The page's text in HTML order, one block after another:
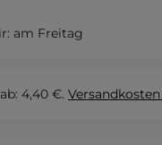
am Freitag
4,40 €.